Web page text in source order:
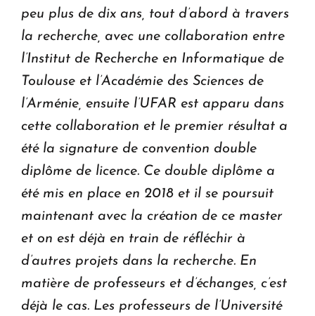
peu plus de dix ans, tout d’abord à travers
la recherche, avec une collaboration entre
l’Institut de Recherche en Informatique de
Toulouse et l’Académie des Sciences de
l’Arménie, ensuite l’UFAR est apparu dans
cette collaboration et le premier résultat a
été la signature de convention double
diplôme de licence. Ce double diplôme a
été mis en place en 2018 et il se poursuit
maintenant avec la création de ce master
et on est déjà en train de réfléchir à
d’autres projets dans la recherche. En
matière de professeurs et d’échanges, c’est
déjà le cas. Les professeurs de l’Université